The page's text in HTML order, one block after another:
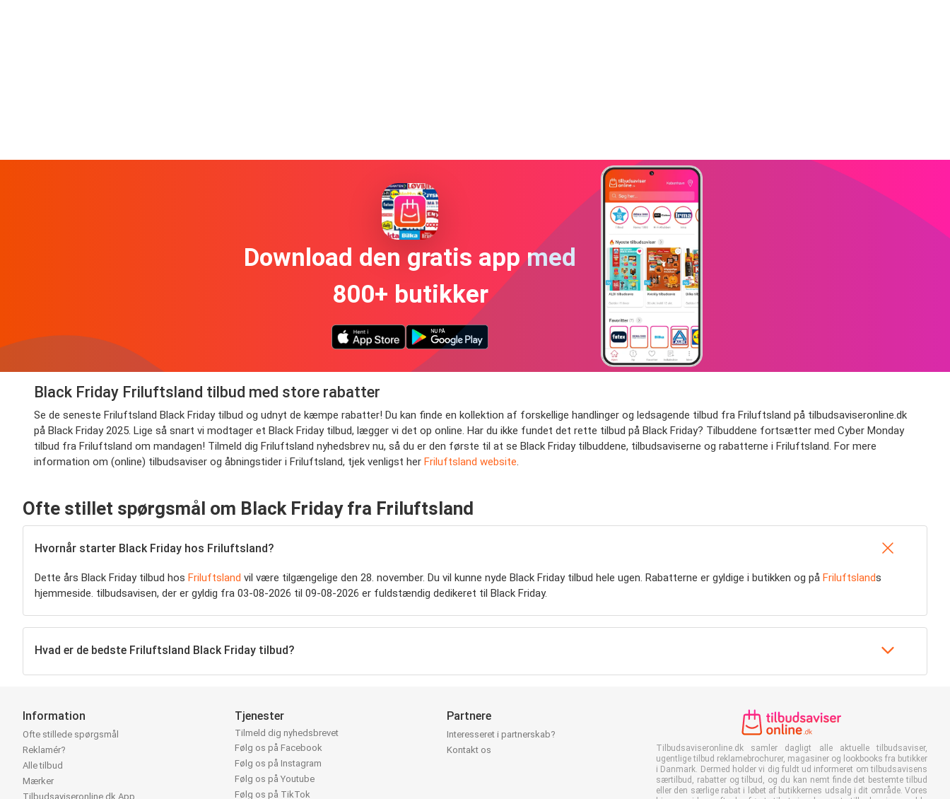
Download den gratis app med
800+ butikker
Black Friday Friluftsland tilbud med store rabatter
Se de seneste Friluftsland Black Friday tilbud og udnyt de kæmpe rabatter! Du kan finde en kollektion af forskellige handlinger og ledsagende tilbud fra Friluftsland på tilbudsaviseronline.dk
på Black Friday 2025. Lige så snart vi modtager et Black Friday tilbud, lægger vi det op online. Har du ikke fundet det rette tilbud på Black Friday? Tilbuddene fortsætter med Cyber Monday
tilbud fra Friluftsland om mandagen! Tilmeld dig Friluftsland nyhedsbrev nu, så du er den første til at se Black Friday tilbuddene, tilbudsaviserne og rabatterne i Friluftsland. For mere
information om (online) tilbudsaviser og åbningstider i Friluftsland, tjek venligst her Friluftsland website.
Ofte stillet spørgsmål om Black Friday fra Friluftsland
Hvornår starter Black Friday hos Friluftsland?
Dette års Black Friday tilbud hos Friluftsland vil være tilgængelige den 28. november. Du vil kunne nyde Black Friday tilbud hele ugen. Rabatterne er gyldige i butikken og på Friluftslands
hjemmeside. tilbudsavisen, der er gyldig fra 03-08-2026 til 09-08-2026 er fuldstændig dedikeret til Black Friday.
Hvad er de bedste Friluftsland Black Friday tilbud?
Information
Ofte stillede spørgsmål
Reklamér?
Alle tilbud
Mærker
Tilbudsaviseronline.dk App
Tjenester
Tilmeld dig nyhedsbrevet
Følg os på Facebook
Følg os på Instagram
Følg os på Youtube
Følg os på TikTok
Partnere
Interesseret i partnerskab?
Kontakt os
Tilbudsaviseronline.dk samler dagligt alle aktuelle tilbudsaviser,
ugentlige tilbud reklamebrochurer, magasiner og lookbooks fra butikker
i Danmark. Dermed holder vi dig fuldt ud informeret om tilbudsavisens
særtilbud, rabatter og tilbud, og du kan nemt finde det bestemte tilbud
eller den særlige rabat i løbet af butikkernes udsalg i dit område. Vores